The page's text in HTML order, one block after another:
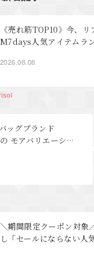
《売れ筋TOP10》今、リ
M7days人気アイテムラ
2026.08.08
ッグブランド
モアバリエーショ
＼期間限定クーポン対象
し「セールにならない人